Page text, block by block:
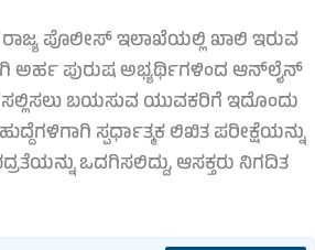
ರಾಜ್ಯ ಪೊಲೀಸ್ ಇಲಾಖೆಯಲ್ಲಿ ಖಾಲಿ ಇರುವ
ಅರ್ಹ ಪುರುಷ ಅಭ್ಯರ್ಥಿಗಳಿಂದ ಆನ್‌ಲೈನ್
ಬಯಸುವ ಯುವಕರಿಗೆ ಇದೊಂದು
ಸ್ಪರ್ಧಾತ್ಮಕ ಲಿಖಿತ ಪರೀಕ್ಷೆಯನ್ನು
ಒದಗಿಸಲಿದ್ದು, ಆಸಕ್ತರು ನಿಗದಿತ